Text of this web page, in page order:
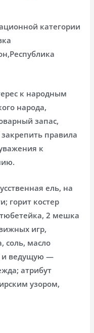
категории
к народным
народа,
запас,
правила
к
ель, на
горит костер
2 мешка
игр,
соль, масло
и ведущую —
атрибут
узором,